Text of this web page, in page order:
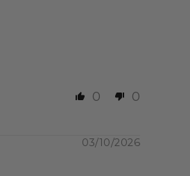
0
0
03/10/2026